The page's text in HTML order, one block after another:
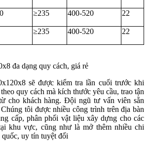
≥235 400-520 22
≥235 400-520 22
đa dạng quy cách, giá rẻ
sẽ được kiểm tra lần cuối trước khi
quy cách mà kích thước yêu cầu, trao tận
cho khách hàng. Đội ngũ tư vấn viên sẵn
tôi được nhiều công trình trên địa bàn
cấp, phân phối vật liệu xây dựng cho các
khu vực, cũng như là mở thêm nhiều chi
quốc, uy tín tuyệt đối